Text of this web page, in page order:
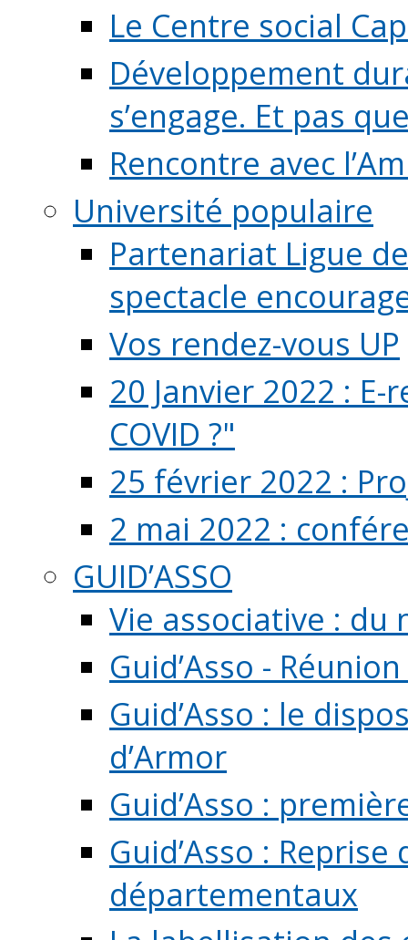
Le Centre social
Développement
s’engage. Et pas
Rencontre avec
Université populaire
Partenariat Ligue
spectacle
Vos rendez-vous UP
20 Janvier 2022 :
COVID ?"
25 février 2022 :
2 mai 2022 :
GUID’ASSO
Vie associative : du
Guid’Asso -
Guid’Asso : le
d’Armor
Guid’Asso :
Guid’Asso :
départementaux